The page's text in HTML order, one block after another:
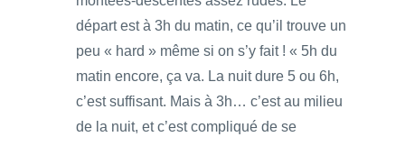
départ est à 3h du matin, ce qu’il trouve un
peu « hard » même si on s’y fait ! « 5h du
matin encore, ça va. La nuit dure 5 ou 6h,
c’est suffisant. Mais à 3h… c’est au milieu
de la nuit, et c’est compliqué de se